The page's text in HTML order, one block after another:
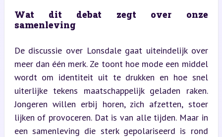
Wat dit debat zegt over onze
samenleving
De discussie over Lonsdale gaat uiteindelijk over
meer dan één merk. Ze toont hoe mode een middel
wordt om identiteit uit te drukken en hoe snel
uiterlijke tekens maatschappelijk geladen raken.
Jongeren willen erbij horen, zich afzetten, stoer
lijken of provoceren. Dat is van alle tijden. Maar in
een samenleving die sterk gepolariseerd is rond